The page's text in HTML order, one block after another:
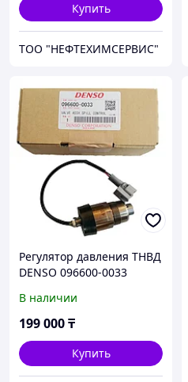
Купить
ТОО "НЕФТЕХИМСЕРВИС"
Регулятор давления ТНВД
DENSO 096600-0033
Hilux, Prado, Surf, Hiace,
4Runner
В наличии
199 000₸
Купить